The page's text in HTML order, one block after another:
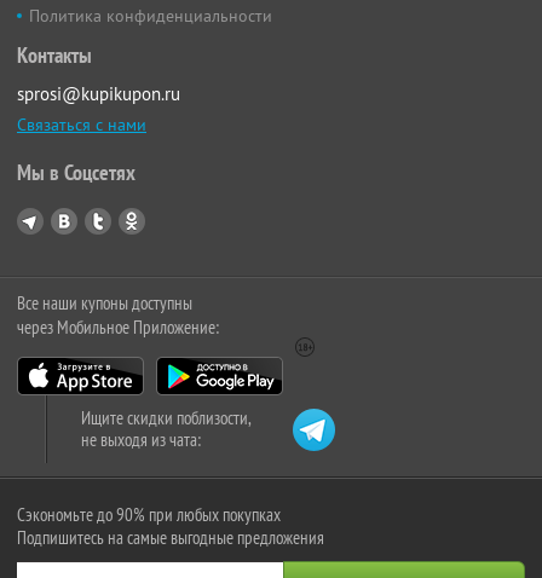
Политика конфиденциальности
Контакты
sprosi@kupikupon.ru
Связаться с нами
Мы в Соцсетях
Все наши купоны доступны
через Мобильное Приложение:
Ищите скидки поблизости,
не выходя из чата:
Сэкономьте до 90% при любых покупках
Подпишитесь на самые выгодные предложения